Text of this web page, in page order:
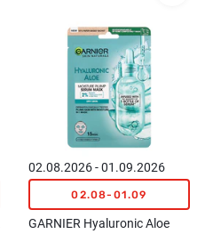
02.08.2026 - 01.09.2026
02.08-01.09
GARNIER Hyaluronic Aloe